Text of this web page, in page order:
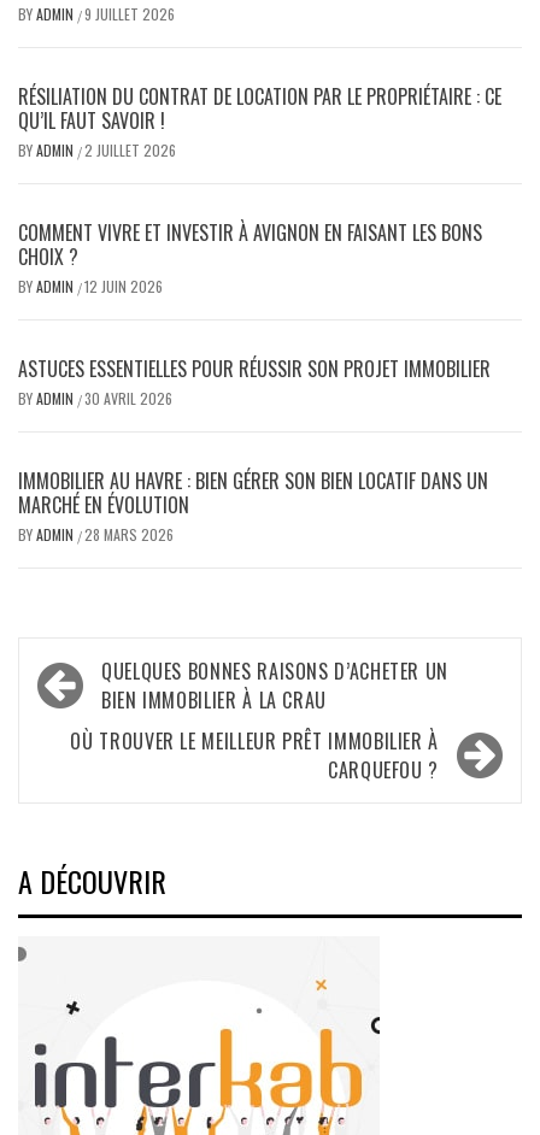
BYADMIN /9 JUILLET 2026
RÉSILIATION DU CONTRAT DE LOCATION PAR LE PROPRIÉTAIRE : CE
QU’IL FAUT SAVOIR !
BYADMIN /2 JUILLET 2026
COMMENT VIVRE ET INVESTIR À AVIGNON EN FAISANT LES BONS
CHOIX ?
BYADMIN /12 JUIN 2026
ASTUCES ESSENTIELLES POUR RÉUSSIR SON PROJET IMMOBILIER
BYADMIN /30 AVRIL 2026
IMMOBILIER AU HAVRE : BIEN GÉRER SON BIEN LOCATIF DANS UN
MARCHÉ EN ÉVOLUTION
BYADMIN /28 MARS 2026
Navigation
de
l’article
QUELQUES BONNES RAISONS D’ACHETER UN
BIEN IMMOBILIER À LA CRAU
OÙ TROUVER LE MEILLEUR PRÊT IMMOBILIER À
CARQUEFOU ?
A DÉCOUVRIR